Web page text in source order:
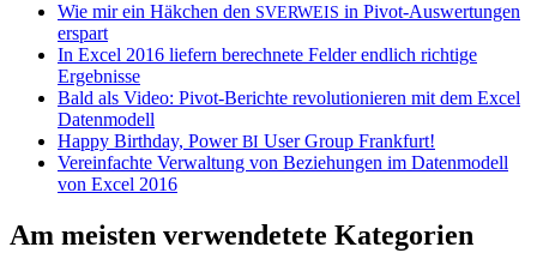
Wie mir ein Häkchen den SVERWEIS in Pivot-Auswertungen
erspart
In Excel 2016 liefern berechnete Felder endlich richtige
Ergebnisse
Bald als Video: Pivot-Berichte revolutionieren mit dem Excel
Datenmodell
Happy Birthday, PowerBI User Group Frankfurt!
Vereinfachte Verwaltung von Beziehungen im Datenmodell
von Excel 2016
Am meisten verwendetete Kategorien